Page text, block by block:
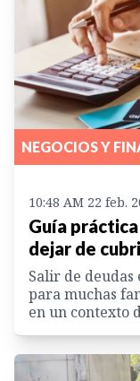
NEGOCIOS Y
10:48 AM 22 feb.
Guía
dejar de
Salir de deudas
para muchas
en un contexto